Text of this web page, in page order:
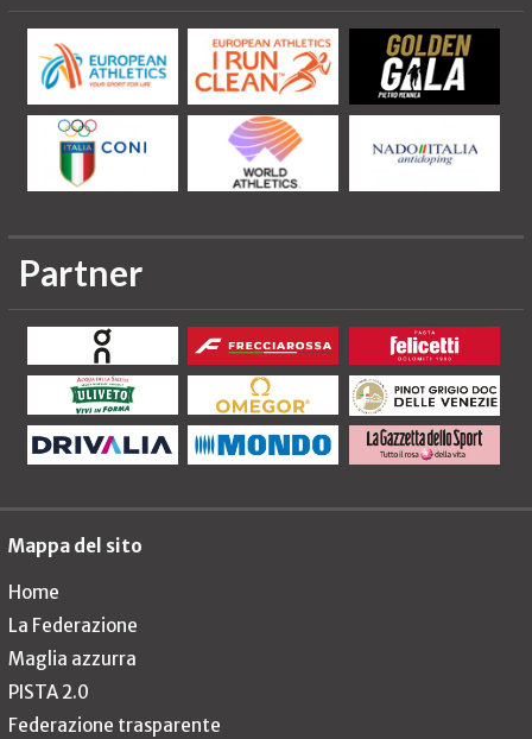
Partner
Mappa del sito
Home
La Federazione
Maglia azzurra
PISTA 2.0
Federazione trasparente